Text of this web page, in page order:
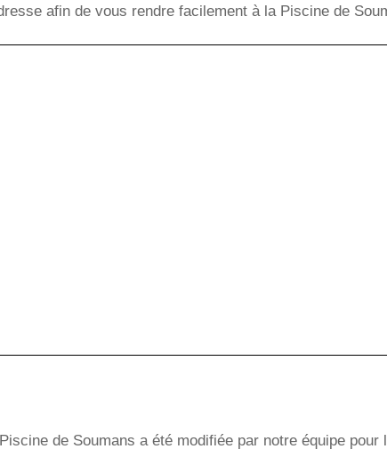
afin de vous rendre facilement à la Piscine de
de Soumans a été modifiée par notre équipe